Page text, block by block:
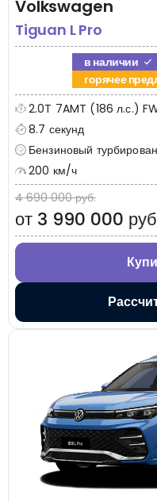
Volkswagen
Tiguan L Pro
в наличии
горячее
2.0T 7AMT (186 л.с.)
8.7 секунд
Бензиновый
200 км/ч
4 690 000 руб.
от 3 990 000